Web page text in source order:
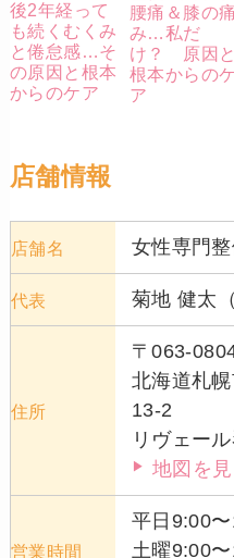
後2年経って
も続くむくみ
と倦怠感…そ
の原因と根本
からのケア
腰痛＆膝の痛
み…私だ
け？ 原因と
根本からのケ
ア
店舗情報
店舗名 女性専門
代表 菊地 健太
住所
〒063-
北海道札
13-2
リヴェー
地図を
営業時間
平日9:00
土曜9:00